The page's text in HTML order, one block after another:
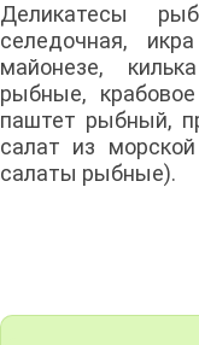
Деликатесы
селедочная,
майонезе,
рыбные,
паштет рыбный,
салат из
салаты рыбные).